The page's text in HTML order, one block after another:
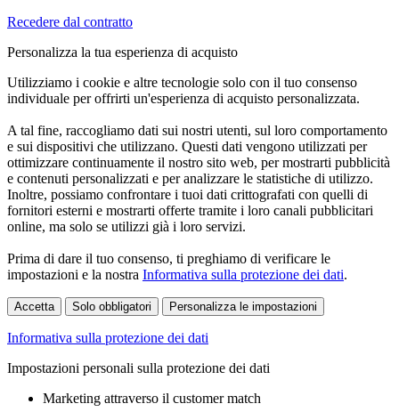
Recedere dal contratto
Personalizza la tua esperienza di acquisto
Utilizziamo i cookie e altre tecnologie solo con il tuo consenso
individuale per offrirti un'esperienza di acquisto personalizzata.
A tal fine, raccogliamo dati sui nostri utenti, sul loro comportamento
e sui dispositivi che utilizzano. Questi dati vengono utilizzati per
ottimizzare continuamente il nostro sito web, per mostrarti pubblicità
e contenuti personalizzati e per analizzare le statistiche di utilizzo.
Inoltre, possiamo confrontare i tuoi dati crittografati con quelli di
fornitori esterni e mostrarti offerte tramite i loro canali pubblicitari
online, ma solo se utilizzi già i loro servizi.
Prima di dare il tuo consenso, ti preghiamo di verificare le
impostazioni e la nostra Informativa sulla protezione dei dati.
Accetta Solo obbligatori Personalizza le impostazioni
Informativa sulla protezione dei dati
Impostazioni personali sulla protezione dei dati
Marketing attraverso il customer match